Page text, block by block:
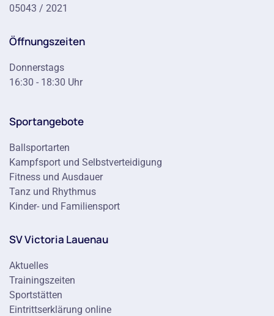
05043 / 2021
Öffnungszeiten
Donnerstags
16:30 - 18:30 Uhr
Sportangebote
Ballsportarten
Kampfsport und Selbstverteidigung
Fitness und Ausdauer
Tanz und Rhythmus
Kinder- und Familiensport
SV Victoria Lauenau
Aktuelles
Trainingszeiten
Sportstätten
Eintrittserklärung online